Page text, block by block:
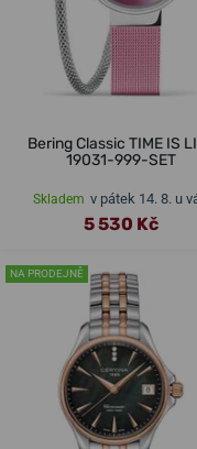
Bering Classic TIME IS
19031-999-SET
Skladem v pátek 14. 8. u
5 530 Kč
NA PRODEJNĚ